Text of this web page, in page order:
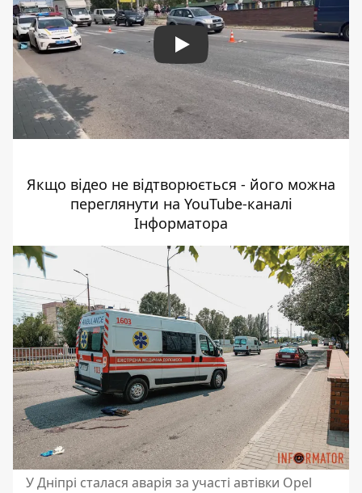
Play
Якщо відео не відтворюється - його можна
переглянути на YouTube-каналі
Інформатора
У Дніпрі сталася аварія за участі автівки Opel